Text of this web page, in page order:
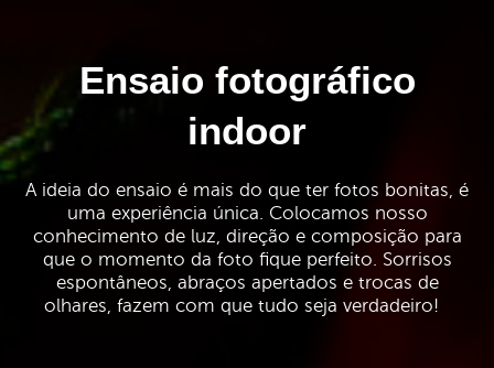
Ensaio fotográfico
indoor
A ideia do ensaio é mais do que ter fotos bonitas, é
uma experiência única. Colocamos nosso
conhecimento de luz, direção e composição para
que o momento da foto fique perfeito. Sorrisos
espontâneos, abraços apertados e trocas de
olhares, fazem com que tudo seja verdadeiro!